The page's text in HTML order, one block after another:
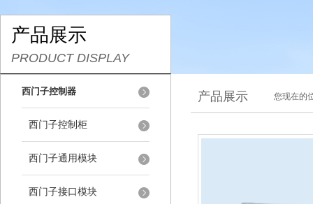
产品展示
PRODUCT DISPLAY
西门子控制器
西门子控制柜
西门子通用模块
西门子接口模块
产品展示 您现在的